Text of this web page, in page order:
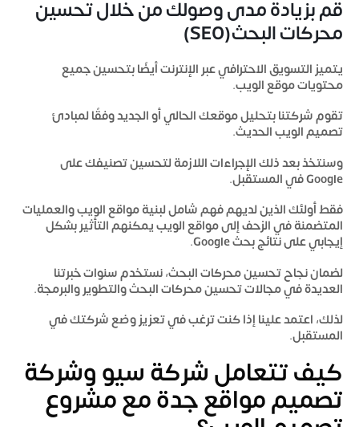
قم بزيادة مدى وصولك من خلال تحسين
محركات البحث(SEO)
يتميز التسويق الاحترافي عبر الإنترنت أيضًا بتحسين جميع
محتويات موقع الويب.
تقومشركتنابتحليل موقعك الحالي أو الجديد وفقًا لمبادئ
تصميم الويب الحديث.
وسنتخذ بعد ذلك الإجراءات اللازمة لتحسين تصنيفك على
Google في المستقبل.
فقط أولئك الذين لديهم فهم شامل لبنية مواقع الويب والعمليات
المتضمنة في الزحف إلى مواقع الويب يمكنهم التأثير بشكل
إيجابي على نتائج بحث Google.
لضمان نجاح تحسين محركات البحث، نستخدم سنوات خبرتنا
العديدة في مجالات تحسين محركات البحث والتطوير والبرمجة.
لذلك، اعتمد علينا إذا كنت ترغب في تعزيز وضع شركتك في
المستقبل.
كيف تتعاملشركة سيو وشركة
تصميم مواقع جدةمع مشروع